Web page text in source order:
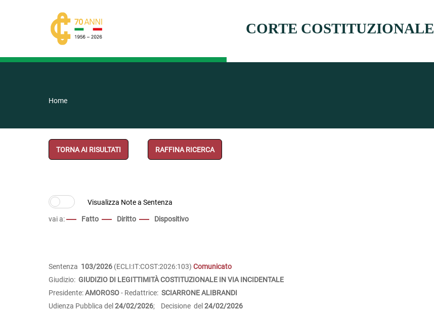
CORTE COSTITUZIONALE
Home
TORNA AI RISULTATI RAFFINA RICERCA
vai a: Fatto Diritto Dispositivo
Sentenza 103/2026 (ECLI:IT:COST:2026:103) Comunicato
Giudizio: GIUDIZIO DI LEGITTIMITÀ COSTITUZIONALE IN VIA INCIDENTALE
Presidente:AMOROSO- Redattrice: SCIARRONE ALIBRANDI
Udienza Pubblica del 24/02/2026; Decisione del 24/02/2026